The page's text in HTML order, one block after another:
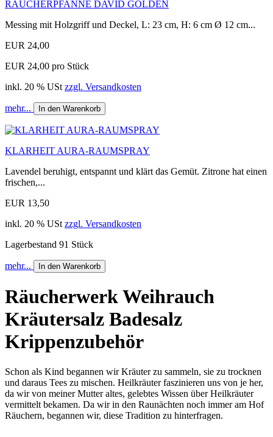
RÄUCHERPFANNE DAVID GOLDEN
Messing mit Holzgriff und Deckel, L: 23 cm, H: 6 cm Ø 12 cm...
EUR 24,00
EUR 24,00 pro Stück
inkl. 20 % USt zzgl. Versandkosten
mehr... In den Warenkorb
KLARHEIT AURA-RAUMSPRAY
Lavendel beruhigt, entspannt und klärt das Gemüt. Zitrone hat einen
frischen,...
EUR 13,50
inkl. 20 % USt zzgl. Versandkosten
Lagerbestand 91 Stück
mehr... In den Warenkorb
Räucherwerk Weihrauch
Kräutersalz Badesalz
Krippenzubehör
Schon als Kind begannen wir Kräuter zu sammeln, sie zu trocknen
und daraus Tees zu mischen. Heilkräuter faszinieren uns von je her,
da wir von meiner Mutter altes, gelebtes Wissen über Heilkräuter
vermittelt bekamen. Da wir in den Raunächten noch immer am Hof
Räuchern, begannen wir, diese Tradition zu hinterfragen.